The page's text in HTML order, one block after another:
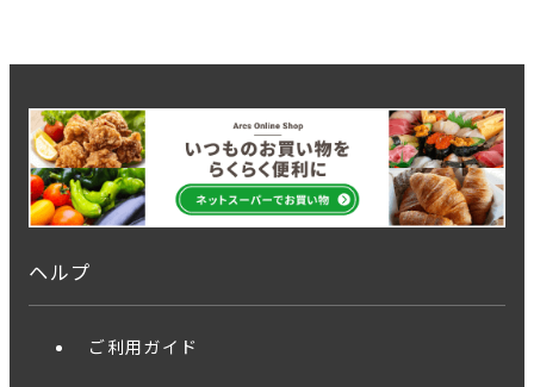
ヘルプ
ご利用ガイド